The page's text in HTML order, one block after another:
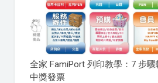
全家 FamiPort 列印教學：7 步
中獎發票